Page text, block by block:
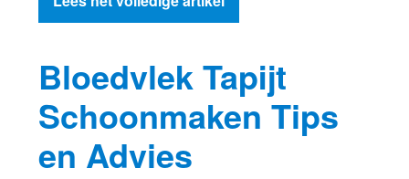
Bloedvlek Tapijt
Schoonmaken Tips
en Advies